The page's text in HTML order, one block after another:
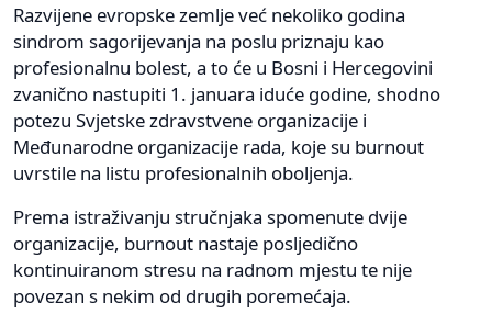
Razvijene evropske zemlje već nekoliko godina
sindrom sagorijevanja na poslu priznaju kao
profesionalnu bolest, a to će u Bosni i Hercegovini
zvanično nastupiti 1. januara iduće godine, shodno
potezu Svjetske zdravstvene organizacije i
Međunarodne organizacije rada, koje su burnout
uvrstile na listu profesionalnih oboljenja.
Prema istraživanju stručnjaka spomenute dvije
organizacije, burnout nastaje posljedično
kontinuiranom stresu na radnom mjestu te nije
povezan s nekim od drugih poremećaja.